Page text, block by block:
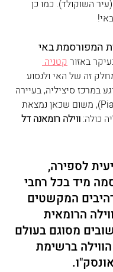
(עיר השוקולד). כמו כן
המפורסמת באי
באזור קטניה
זה של האי ולנסוע
במרכז סיציליה, בעיירה
בשם פיאצה ארמרינה (Piazza Armerina), משום שכאן נמצאת
כולה: ווילה רומאנה דל
לספירה,
1950 והתפרסמה מיד בכל רחבי
המקשטים
הרומאית
מסוגם בעולם
1997 נכללת הווילה ברשימת